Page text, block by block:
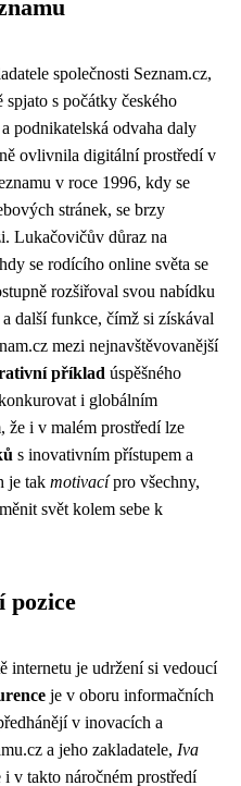
společnosti Seznam.cz,
s počátky českého
podnikatelská odvaha daly
ovlivnila digitální prostředí v
v roce 1996, kdy se
stránek, se brzy
Lukačovičův důraz na
se rodícího online světa se
rozšiřoval svou nabídku
další funkce, čímž si získával
mezi nejnavštěvovanější
příklad úspěšného
i globálním
že i v malém prostředí lze
s inovativním přístupem a
je tak motivacípro všechny,
svět kolem sebe k
pozice
internetu je udržení si vedoucí
je v oboru informačních
v inovacích a
a jeho zakladatele, Iva
i v takto náročném prostředí